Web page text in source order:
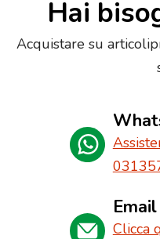
Hai
Acquistare su
Email
Clicca